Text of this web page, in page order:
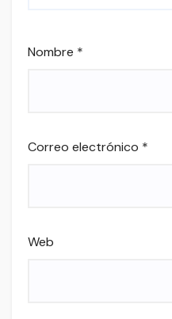
Nombre *
Correo electrónico *
Web